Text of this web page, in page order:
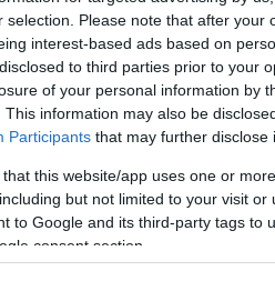
selection. Please note that after your
interest-based ads based on
to third parties prior to your
of your personal information by
This information may also be
Participants that may further disclose
that this website/app uses one or
but not limited to your visit
to Google and its third-party tags to
consent section.
lényege, hogy nem az
Fontos feladatunknak tekintjük
szintre emelését, úgyhogy